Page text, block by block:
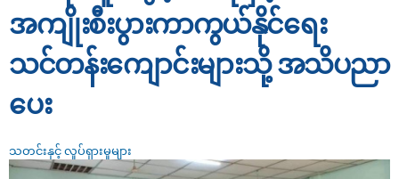
အကျိုးစီးပွားကာကွယ်နိုင်ရေး
သင်တန်းကျောင်းများသို့ အသိပညာ
ပေး
သတင်းနှင့် လှုပ်ရှားမှုများ